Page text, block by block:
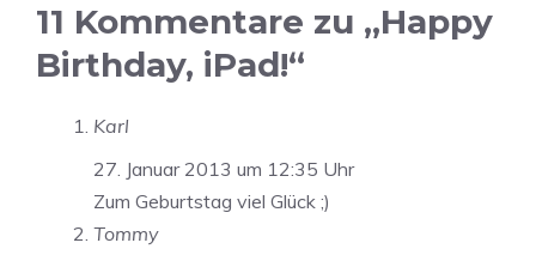
11 Kommentare zu „Happy
Birthday, iPad!“
Karl
27. Januar 2013 um 12:35 Uhr
Zum Geburtstag viel Glück ;)
Tommy